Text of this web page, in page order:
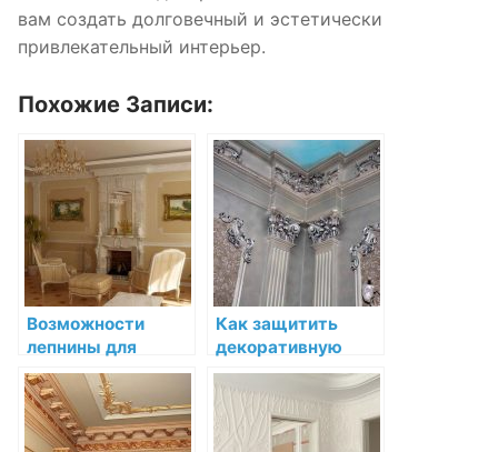
вам создать долговечный и эстетически
привлекательный интерьер.
Похожие Записи:
Возможности
лепнины для
создания уютного
интерьера
Как защитить
декоративную
лепнину от
ультрафиолетовых
лучей